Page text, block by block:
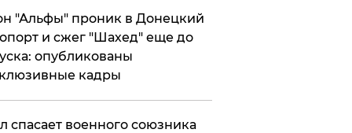
"Альфы" проник в Донецкий
и сжег "Шахед" еще до
опубликованы
кадры
спасает военного союзника